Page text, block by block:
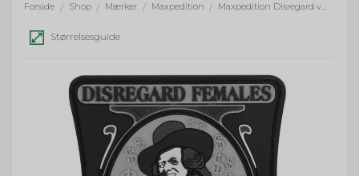
n
Forside / Shop / Mærker / Maxpedition / Maxpedition Disregard velcropatch
Størrelsesguide